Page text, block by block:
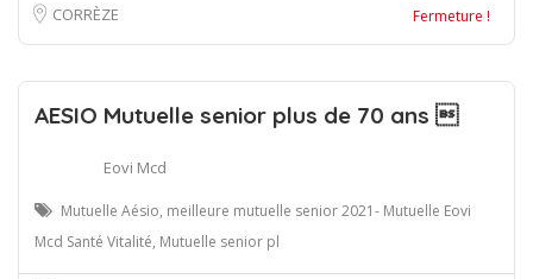
CORRÈZE Fermeture !
AESIO Mutuelle senior plus de 70 ans 
Eovi Mcd
Mutuelle Aésio, meilleure mutuelle senior 2021- Mutuelle Eovi
Mcd Santé Vitalité, Mutuelle senior pl